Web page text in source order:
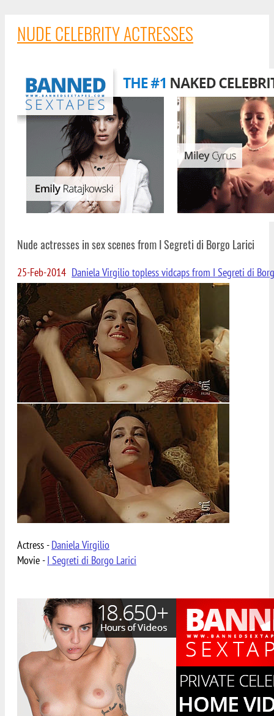
NUDE CELEBRITY ACTRESSES
Nude actresses in sex scenes from I Segreti di Borgo Larici
25-Feb-2014 Daniela Virgilio topless vidcaps from I Segreti di
Actress -Daniela Virgilio
Movie -I Segreti di Borgo Larici